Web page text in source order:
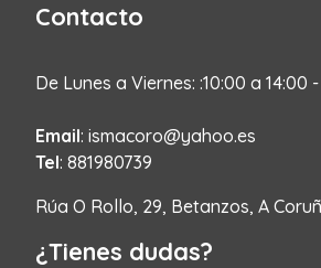
Contacto
De Lunes a Viernes: :10:00 a 14:00
Email: ismacoro@yahoo.es
Tel: 881980739
Rúa O Rollo, 29, Betanzos, A
¿Tienes dudas?